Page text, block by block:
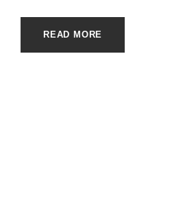
READ MORE